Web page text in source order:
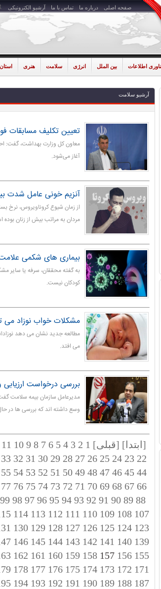
صفحه اصلی درباره ما تماس با ما آرشیو الکترونیکی
اطلاعات بین الملل انرژی سلامت هنری استان
آرشیو سلامت
تعیین تکلیف مسابقات
معاون کل وزارت بهداشت، گفت:
آغاز می‌شود.
آنزیم خونی عامل شدت بیشتر
مردان به مراتب بیش از زنان
بیماری های شکمی علامت کووید ۱۹
کودکان نیست.
مشکلات خواب نوزاد می
مطالعه جدید نشان می دهد
می افتد.
بررسی درخواست
مدیرعامل سازمان بیمه سلامت
وسع داشته اند که بررسی ها در
[ابتدا] [قبلی] 1
2
3
4
5
6
7
8
9
10
11
22
23
24
25
26
27
28
29
30
31
32
33
44
45
46
47
48
49
50
51
52
53
54
55
66
67
68
69
70
71
72
73
74
75
76
77
88
89
90
91
92
93
94
95
96
97
98
99
107
108
109
110
111
112
113
114
123
124
125
126
127
128
129
130
139
140
141
142
143
144
145
146
155
156
158
159
160
161
162
171
172
173
174
175
176
177
178
187
188
189
190
191
192
193
194